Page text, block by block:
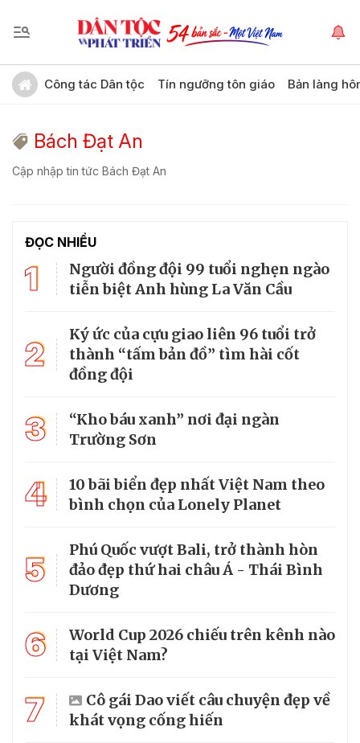
Công tác Dân tộc Tín ngưỡng tôn giáo Bản làng
Bách Đạt An
Cập nhập tin tức Bách Đạt An
ĐỌC NHIỀU
1
Người đồng đội 99 tuổi nghẹn ngào
tiễn biệt Anh hùng La Văn Cầu
2
Ký ức của cựu giao liên 96 tuổi trở
thành “tấm bản đồ” tìm hài cốt
đồng đội
3
“Kho báu xanh” nơi đại ngàn
Trường Sơn
4
10 bãi biển đẹp nhất Việt Nam theo
bình chọn của Lonely Planet
5
Phú Quốc vượt Bali, trở thành hòn
đảo đẹp thứ hai châu Á - Thái Bình
Dương
6
World Cup 2026 chiếu trên kênh nào
tại Việt Nam?
7
Cô gái Dao viết câu chuyện đẹp về
khát vọng cống hiến